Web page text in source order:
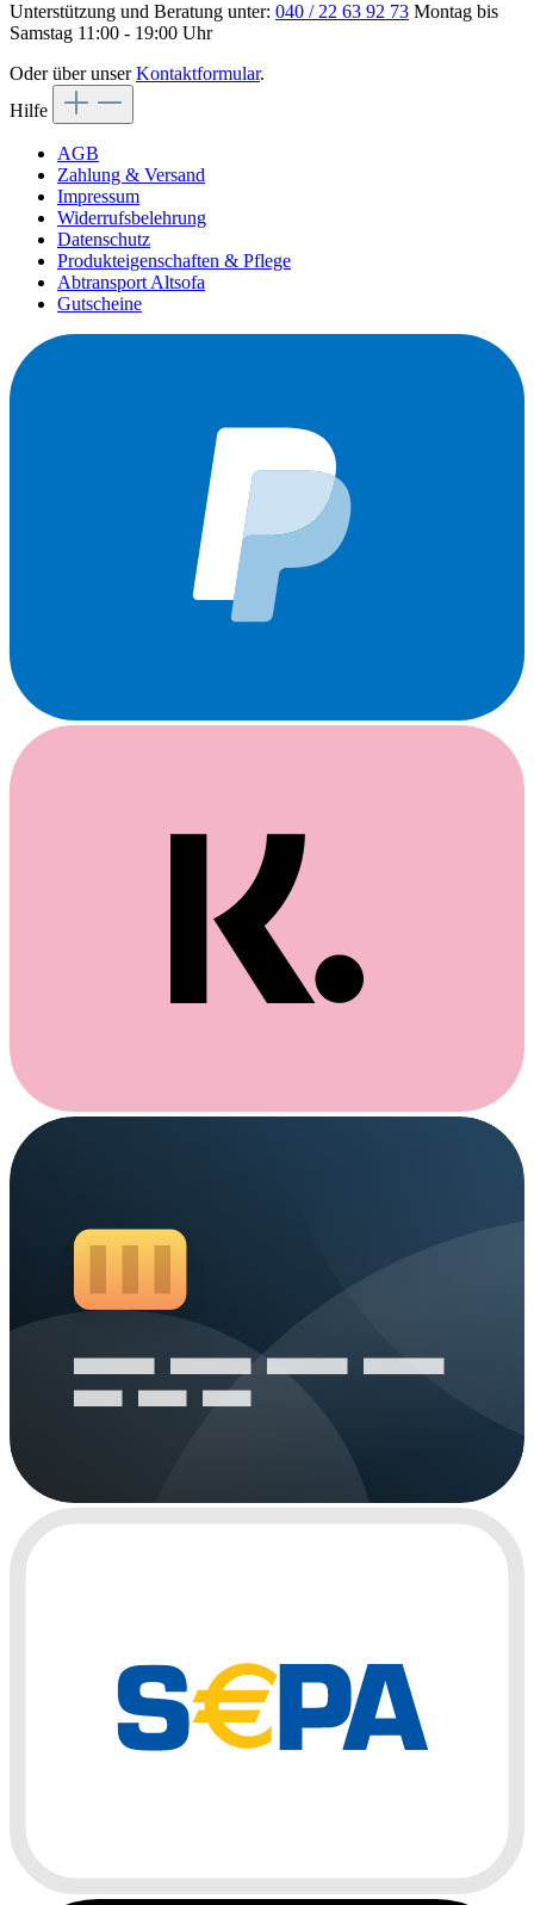
Unterstützung und Beratung unter: 040 / 22 63 92 73 Montag bis
Samstag 11:00 - 19:00 Uhr
Oder über unserKontaktformular.
Hilfe
AGB
Zahlung & Versand
Impressum
Widerrufsbelehrung
Datenschutz
Produkteigenschaften & Pflege
Abtransport Altsofa
Gutscheine